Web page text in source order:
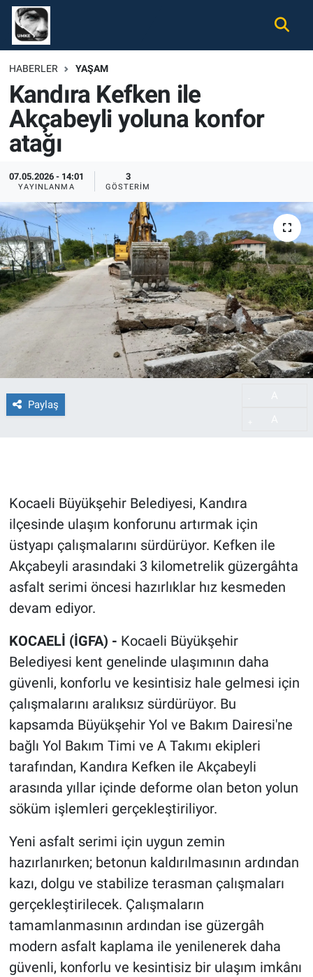
HABERLER YAŞAM
Kandıra Kefken ile
Akçabeyli yoluna konfor
atağı
07.05.2026 - 14:01
YAYINLANMA
3
GÖSTERIM
Paylaş
Kocaeli Büyükşehir Belediyesi, Kandıra
ilçesinde ulaşım konforunu artırmak için
üstyapı çalışmalarını sürdürüyor. Kefken ile
Akçabeyli arasındaki 3 kilometrelik güzergâhta
asfalt serimi öncesi hazırlıklar hız kesmeden
devam ediyor.
KOCAELİ (İGFA) - Kocaeli Büyükşehir
Belediyesi kent genelinde ulaşımının daha
güvenli, konforlu ve kesintisiz hale gelmesi için
çalışmalarını aralıksız sürdürüyor. Bu
kapsamda Büyükşehir Yol ve Bakım Dairesi'ne
bağlı Yol Bakım Timi ve A Takımı ekipleri
tarafından, Kandıra Kefken ile Akçabeyli
arasında yıllar içinde deforme olan beton yolun
söküm işlemleri gerçekleştiriliyor.
Yeni asfalt serimi için uygun zemin
hazırlanırken; betonun kaldırılmasının ardından
kazı, dolgu ve stabilize terasman çalışmaları
gerçekleştirilecek. Çalışmaların
tamamlanmasının ardından ise güzergâh
modern asfalt kaplama ile yenilenerek daha
güvenli, konforlu ve kesintisiz bir ulaşım imkânı
Gündem
Ekonomi
Spor
Magazin
Tüm Haberler
İletişim
Künye
Nöbetçi Eczaneler
Hava Durumu
Namaz Vakitleri
Trafik Durumu
Süper Lig Puan Durumu ve Fikstür
Tüm Manşetler
Son Dakika Haberleri
Haber Arşivi